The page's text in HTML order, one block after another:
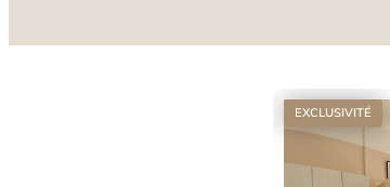
EXCLUSIVITÉ